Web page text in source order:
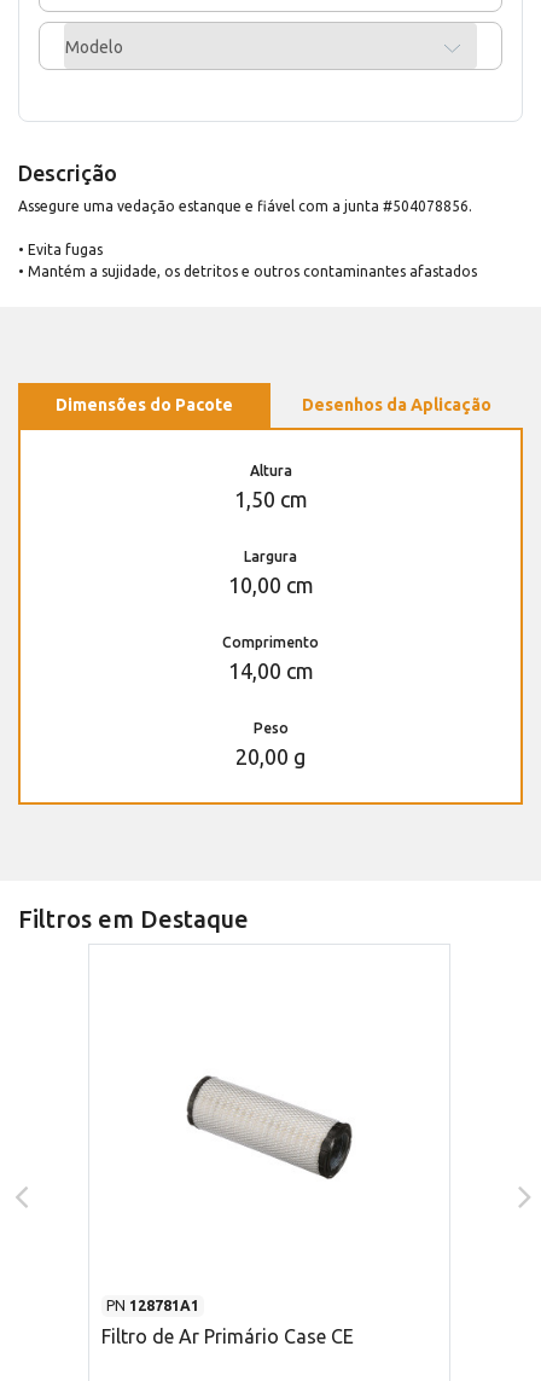
Modelo
Descrição
Assegure uma vedação estanque e fiável com a junta #504078856.
• Evita fugas
• Mantém a sujidade, os detritos e outros contaminantes afastados
Dimensões do Pacote Desenhos da Aplicação
Altura
1,50 cm
Largura
10,00 cm
Comprimento
14,00 cm
Peso
20,00 g
Filtros em Destaque
PN 128781A1
Filtro de Ar Primário Case CE